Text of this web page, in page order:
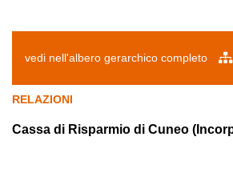
vedi nell'albero gerarchico completo
RELAZIONI
Cassa di Risparmio di Cuneo